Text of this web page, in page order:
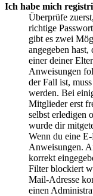
Ich habe mich
Überprüfe
richtige
gibt es zwei
angegeben hast,
einer deiner
Anweisungen
der Fall ist,
werden. Bei
Mitglieder erst
selbst erledigen
wurde dir
Wenn du eine
Anweisungen.
korrekt
Filter blockiert
Mail-Adresse
einen